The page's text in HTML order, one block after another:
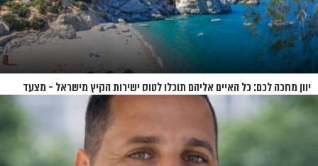
יוון מחכה לכם: כל האיים אליהם תוכלו לטוס ישירות הקיץ מישראל - מצעד
האיים של קיץ 2026